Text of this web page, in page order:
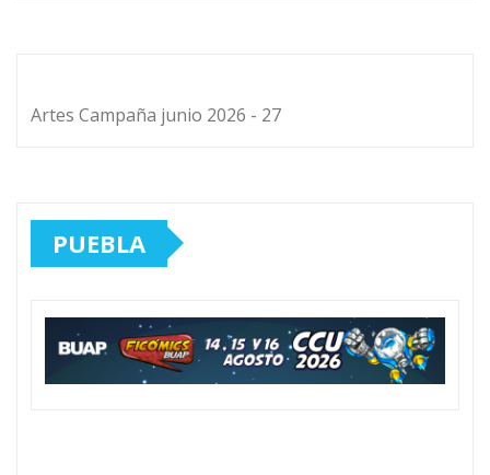
Artes Campaña junio 2026 - 27
PUEBLA